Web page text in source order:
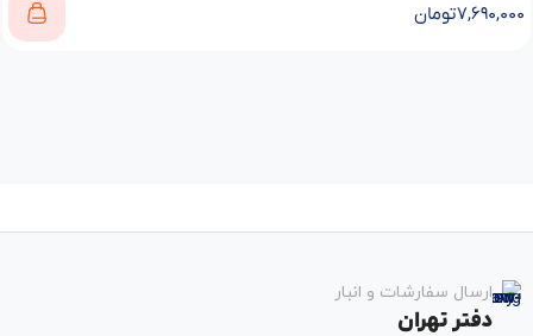
۷,۶۹۰,۰۰۰تومان
ارسال سفارشات و انبار
دفتر تهران